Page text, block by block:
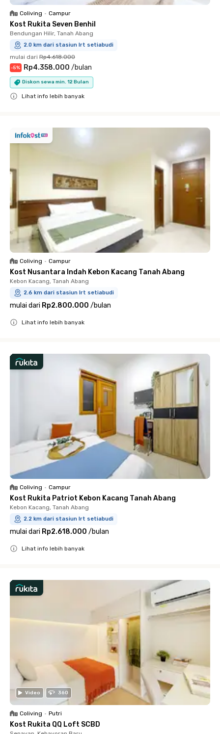
Coliving • Campur
Kost Rukita Seven Benhil
Bendungan Hilir, Tanah Abang
2.0 km dari stasiun lrt setiabudi
mulai dari Rp4.618.000
-5% Rp4.358.000 /bulan
Diskon sewa min. 12 Bulan
Lihat info lebih banyak
Coliving • Campur
Kost Nusantara Indah Kebon Kacang Tanah Abang
Kebon Kacang, Tanah Abang
2.6 km dari stasiun lrt setiabudi
mulai dari Rp2.800.000 /bulan
Lihat info lebih banyak
Coliving • Campur
Kost Rukita Patriot Kebon Kacang Tanah Abang
Kebon Kacang, Tanah Abang
2.2 km dari stasiun lrt setiabudi
mulai dari Rp2.618.000 /bulan
Lihat info lebih banyak
Video 360
Coliving • Putri
Kost Rukita QQ Loft SCBD